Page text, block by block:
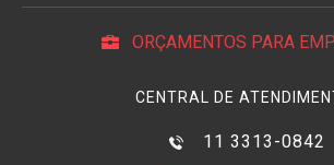
ORÇAMENTOS PARA
CENTRAL DE
11 3313-0842